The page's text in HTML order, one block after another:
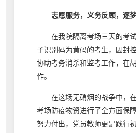
志愿服务，义务反顾，逐
在我院隔离考场三天的考
子识别码为黄码的考生，因封
协助考务消杀和监考工作，在
作。
在这场无硝烟的战争中，
考场防疫物资进行了全方面保
努力付出，党员教师更是践行